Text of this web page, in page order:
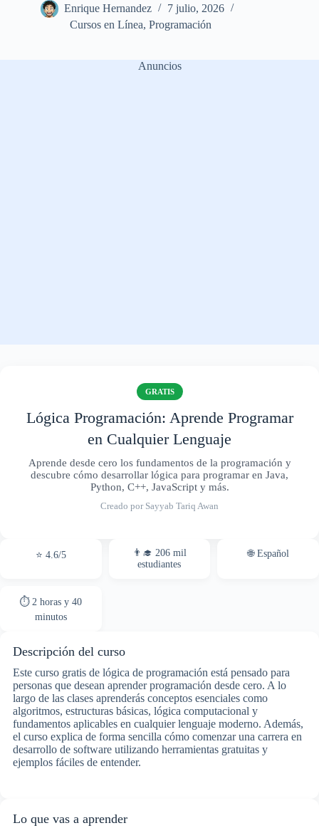
Enrique Hernandez
7 julio, 2026
Cursos en Línea, Programación
Anuncios
GRATIS
Lógica Programación: Aprende Programar
en Cualquier Lenguaje
Aprende desde cero los fundamentos de la programación y
descubre cómo desarrollar lógica para programar en Java,
Python, C++, JavaScript y más.
Creado por Sayyab Tariq Awan
⭐ 4.6/5
👨‍🎓 206 mil
estudiantes
🌐 Español
⏱ 2 horas y 40
minutos
Descripción del curso
Este curso gratis de lógica de programación está pensado para
personas que desean aprender programación desde cero. A lo
largo de las clases aprenderás conceptos esenciales como
algoritmos, estructuras básicas, lógica computacional y
fundamentos aplicables en cualquier lenguaje moderno. Además,
el curso explica de forma sencilla cómo comenzar una carrera en
desarrollo de software utilizando herramientas gratuitas y
ejemplos fáciles de entender.
Lo que vas a aprender